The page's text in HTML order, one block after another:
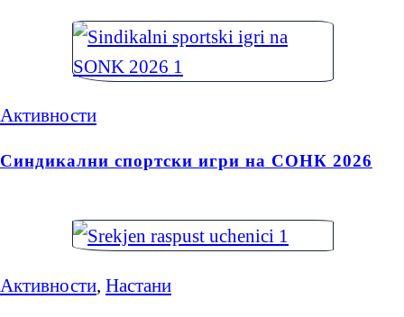
Активности
Синдикални спортски игри на СОНК 2026
Активности, Настани